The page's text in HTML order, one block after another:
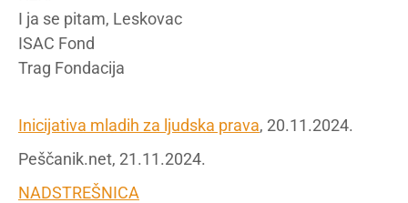
I ja se pitam, Leskovac
ISAC Fond
Trag Fondacija
Inicijativa mladih za ljudska prava, 20.11.2024.
Peščanik.net, 21.11.2024.
NADSTREŠNICA